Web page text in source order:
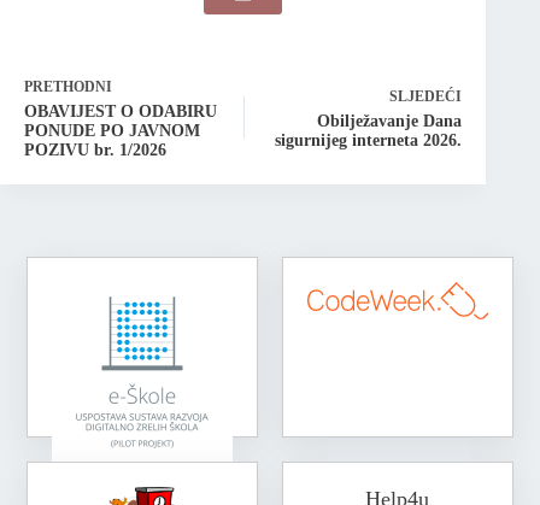
PRETHODNI
OBAVIJEST O ODABIRU
PONUDE PO JAVNOM
POZIVU br. 1/2026
SLJEDEĆI
Obilježavanje Dana
sigurnijeg interneta 2026.
Help4u